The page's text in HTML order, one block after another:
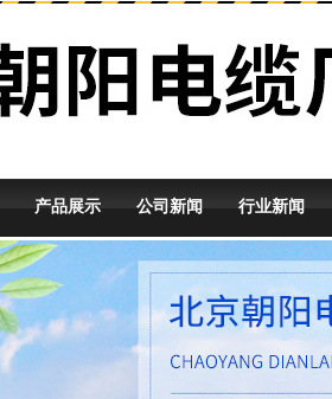
产品展示 公司新闻 行业新闻